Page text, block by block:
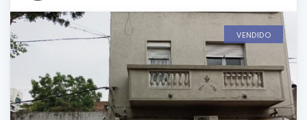
VENDIDO